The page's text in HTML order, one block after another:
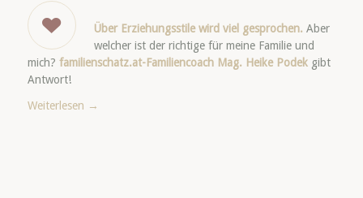
Über Erziehungsstile wird viel gesprochen. Aber
welcher ist der richtige für meine Familie und
mich? familienschatz.at-Familiencoach Mag. Heike Podek gibt
Antwort!
Weiterlesen →